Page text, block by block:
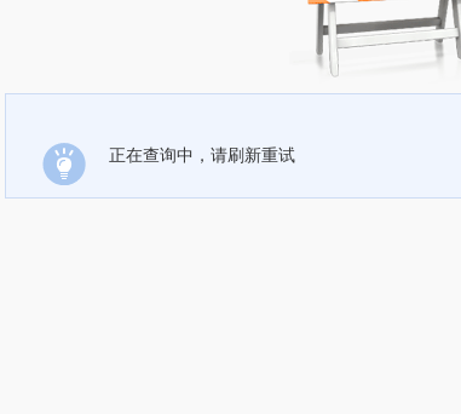
正在查询中，请刷新重试